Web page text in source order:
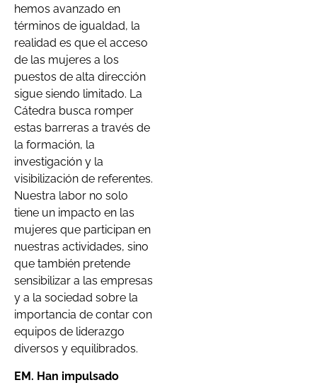
hemos avanzado en
términos de igualdad, la
realidad es que el acceso
de las mujeres a los
puestos de alta dirección
sigue siendo limitado. La
Cátedra busca romper
estas barreras a través de
la formación, la
investigación y la
visibilización de referentes.
Nuestra labor no solo
tiene un impacto en las
mujeres que participan en
nuestras actividades, sino
que también pretende
sensibilizar a las empresas
y a la sociedad sobre la
importancia de contar con
equipos de liderazgo
diversos y equilibrados.
EM. Han impulsado